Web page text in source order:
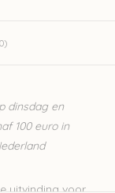
dinsdag en
100 euro in
uitvinding voor